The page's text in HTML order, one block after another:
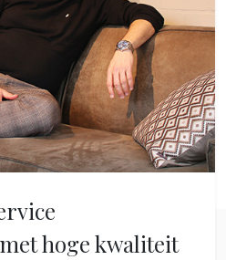
hoge kwaliteit